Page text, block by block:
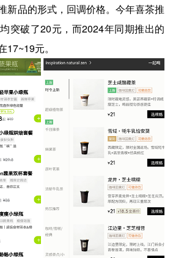
新品的形式，回调价格。今年喜茶推
突破了20元，而2024年同期推出的
元。